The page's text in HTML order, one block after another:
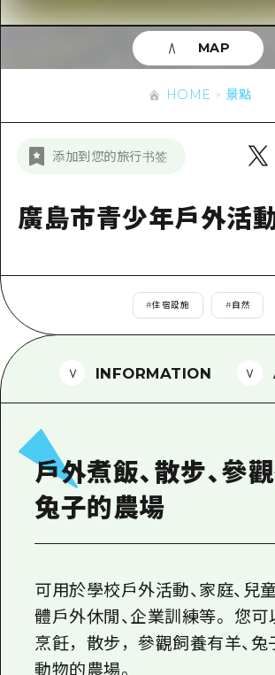
購物
運動
夜晚生活
標準
治癒
自然
安芸
答對了
宮島周邊
短途旅行
一日遊
1晚2天
2晚3天
答對了
美北
東山口
愛媛
有用的信息
列表
超值遊覽門票
廣島免費 Wi-Fi
常見問題
照片下載
新聞
HOME 景點
添加到您的旅行书签
廣島市青少年戶外活
#住宿設施 #自然
MAP
INFORMATION
戶外煮飯、散步、參
兔子的農場
可用於學校戶外活動、家庭、兒
體戶外休閒、企業訓練等。 您
烹飪，散步，參觀飼養有羊、
動物的農場。